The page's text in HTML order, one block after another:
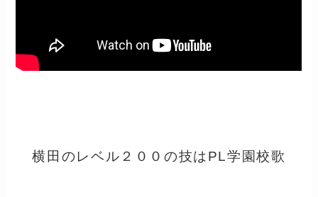
横田のレベル２００の技はPL学園校歌